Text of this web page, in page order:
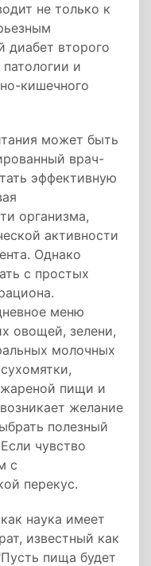
не только к
диабет второго
и
кишечного
может быть
врач-
эффективную
организма,
активности
Однако
с простых
меню
овощей, зелени,
молочных
жареной пищи и
желание
полезный
чувство
с
перекус.
наука имеет
известный как
пища будет